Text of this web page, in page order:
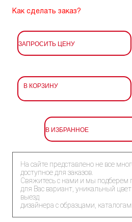
Как сделать заказ?
ЗАПРОСИТЬ ЦЕНУ
В КОРЗИНУ
В ИЗБРАННОЕ
На сайте представлено не все
доступное для заказов.
Свяжитесь с нами и мы подберем
для Вас вариант, уникальный
выезд
дизайнера с образцами,